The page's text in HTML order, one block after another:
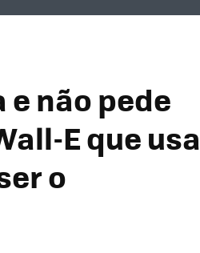
não pede
E que usa
o